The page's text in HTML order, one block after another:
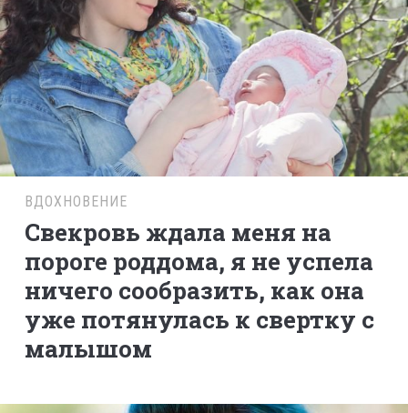
ВДОХНОВЕНИЕ
Свекровь ждала меня на
пороге роддома, я не успела
ничего сообразить, как она
уже потянулась к свертку с
малышом